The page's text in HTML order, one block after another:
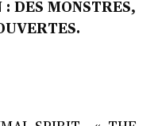
DES MONSTRES,